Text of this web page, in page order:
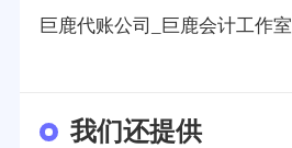
巨鹿代账公司_巨鹿会计工作室
我们还提供